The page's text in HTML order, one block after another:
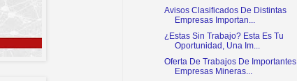
Avisos Clasificados De Distintas
Empresas Importan...
¿Estas Sin Trabajo? Esta Es Tu
Oportunidad, Una Im...
Oferta De Trabajos De Importantes
Empresas Mineras...